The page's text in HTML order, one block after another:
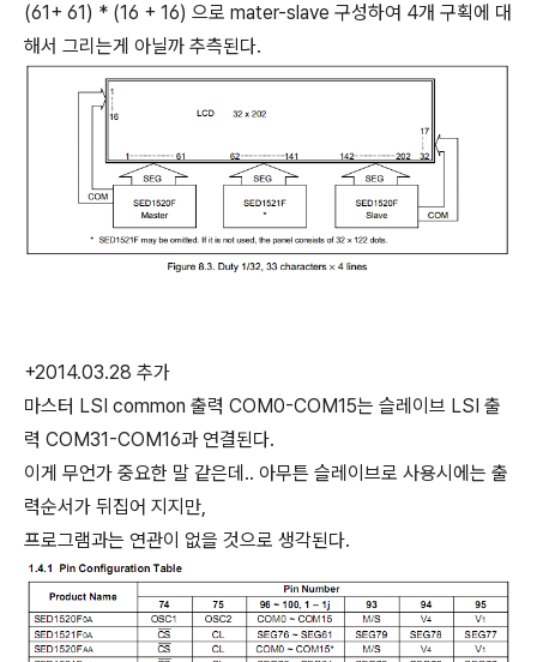
(61+ 61) * (16 + 16) 으로 mater-slave 구성하여 4개 구획에 대
해서 그리는게 아닐까 추측된다.
+2014.03.28 추가
마스터 LSI common 출력 COM0-COM15는 슬레이브 LSI 출
력 COM31-COM16과 연결된다.
이게 무언가 중요한 말 같은데.. 아무튼 슬레이브로 사용시에는 출
력순서가 뒤집어 지지만,
프로그램과는 연관이 없을 것으로 생각된다.